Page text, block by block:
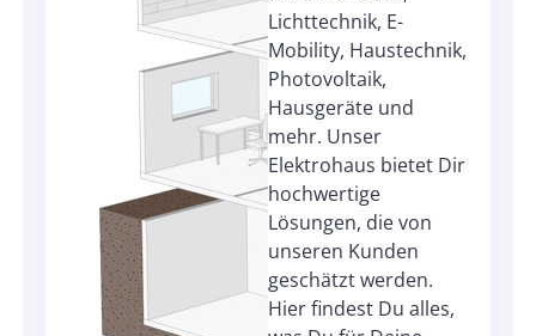
Lichttechnik, E-
Mobility, Haustechnik,
Photovoltaik,
Hausgeräte und
mehr. Unser
Elektrohaus bietet Dir
hochwertige
Lösungen, die von
unseren Kunden
geschätzt werden.
Hier findest Du alles,